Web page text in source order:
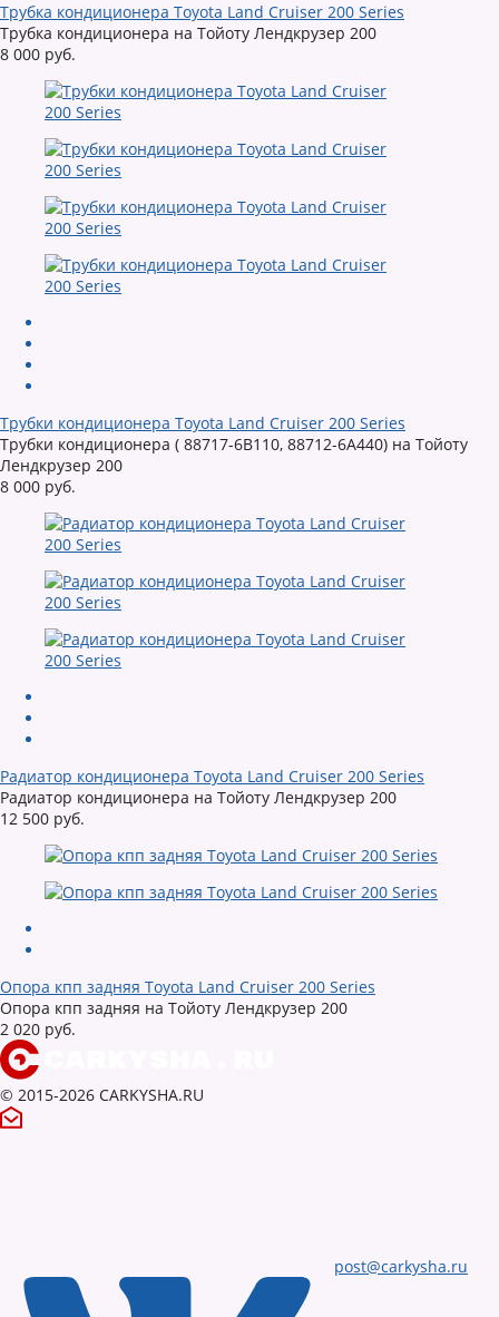
Трубка кондиционера Toyota Land Cruiser 200 Series
Трубка кондиционера на Тойоту Лендкрузер 200
8 000 руб.
Трубки кондиционера Toyota Land Cruiser 200 Series
Трубки кондиционера ( 88717-6B110, 88712-6A440) на Тойоту
Лендкрузер 200
8 000 руб.
Радиатор кондиционера Toyota Land Cruiser 200 Series
Радиатор кондиционера на Тойоту Лендкрузер 200
12 500 руб.
Опора кпп задняя Toyota Land Cruiser 200 Series
Опора кпп задняя на Тойоту Лендкрузер 200
2 020 руб.
© 2015-2026 CARKYSHA.RU
post@carkysha.ru